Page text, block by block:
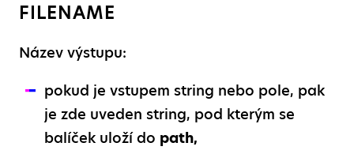
FILENAME
Název výstupu:
pokud je vstupem string nebo pole, pak
je zde uveden string, pod kterým se
balíček uloží do path,